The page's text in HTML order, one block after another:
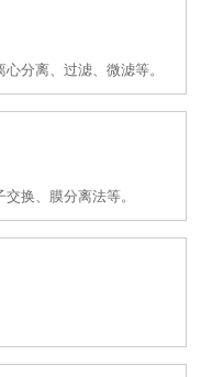
分离、过滤、微滤等。
换、膜分离法等。